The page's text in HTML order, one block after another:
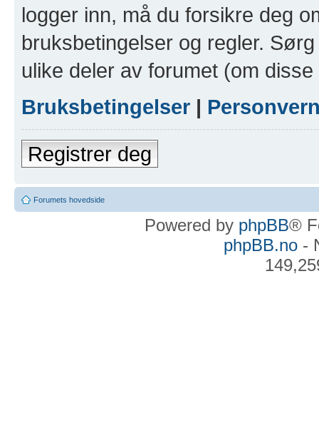
logger inn, må du forsikre deg
bruksbetingelser og regler.
ulike deler av forumet (om
Bruksbetingelser |
Registrer deg
Forumets hovedside
Powered by phpBB®
phpBB.no-